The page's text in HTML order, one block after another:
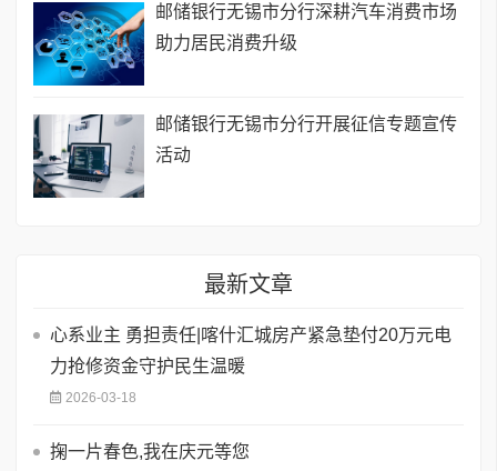
邮储银行无锡市分行深耕汽车消费市场
助力居民消费升级
邮储银行无锡市分行开展征信专题宣传
活动
最新文章
心系业主 勇担责任|喀什汇城房产紧急垫付20万元电
力抢修资金守护民生温暖
2026-03-18
掬一片春色,我在庆元等您